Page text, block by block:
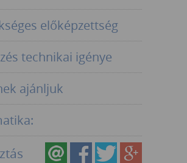
előképzettség
technikai igénye
ajánljuk